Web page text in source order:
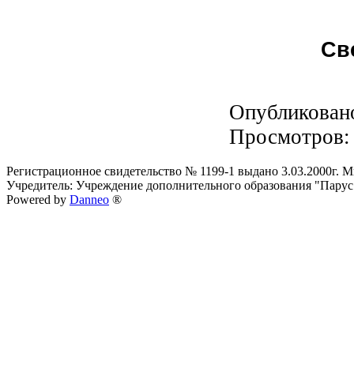
Регистрационное свидетельство № 1199-1 выдано 3.03.2000г.
Учредитель: Учреждение дополнительного образования
Powered by Danneo ®